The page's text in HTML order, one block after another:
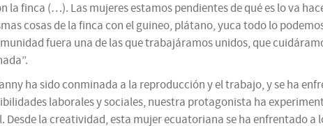
la finca (…). Las mujeres estamos pendientes de qué es lo va
cosas de la finca con el guineo, plátano, yuca todo lo
fuera una de las que trabajáramos unidos, que
ha sido conminada a la reproducción y el trabajo, y se ha
laborales y sociales, nuestra protagonista ha
Desde la creatividad, esta mujer ecuatoriana se ha enfrentado